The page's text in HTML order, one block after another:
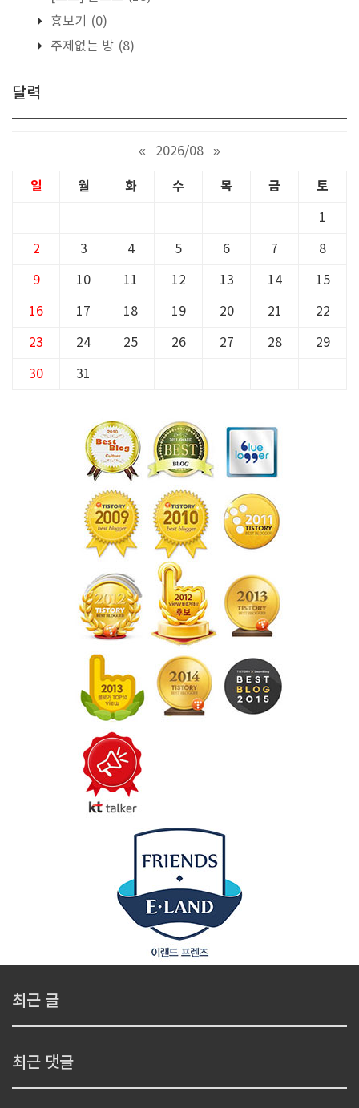
흉보기
(0)
주제없는 방 (8)
달력
« 2026/08 »
일 월 화 수 목 금 토
1
2 3 4 5 6 7 8
9 10 11 12 13 14 15
16 17 18 19 20 21 22
23 24 25 26 27 28 29
30 31
최근 글
최근 댓글